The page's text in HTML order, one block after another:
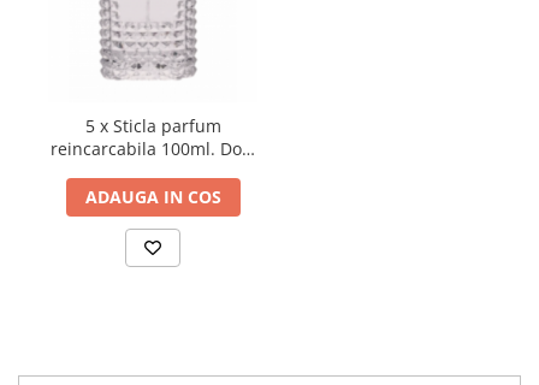
5 x Sticla parfum
reincarcabila 100ml. Dots
ADAUGA IN COS